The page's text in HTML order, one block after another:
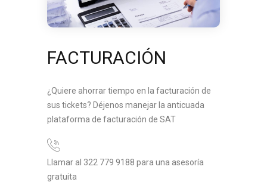
FACTURACIÓN
¿Quiere ahorrar tiempo en la facturación de
sus tickets? Déjenos manejar la anticuada
plataforma de facturación de SAT
Llamar al 322 779 9188 para una asesoría
gratuita